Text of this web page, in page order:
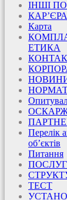
ІНШІ
КАР’ЄРА
Карта
ЕТИКА
Перелік
об’єктів
Питання
ТЕСТ